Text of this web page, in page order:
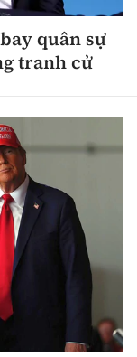
quân sự
tranh cử